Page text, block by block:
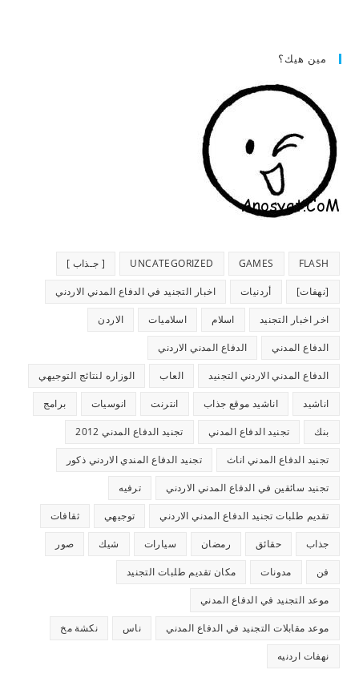
مين هيك؟
FLASH
GAMES
UNCATEGORIZED [ جـذاب ]
[نهفات] أردنيات اخبار التجنيد في الدفاع المدني الاردني
اخر اخبار التجنيد اسلام اسلاميات الاردن
الدفاع المدني الدفاع المدني الاردني
الدفاع المدني الاردني التجنيد العاب الوزاره لنتائج التوجيهي
اناشيد اناشيد موقع جذاب انترنت انوسيات برامج
بنك تجنيد الدفاع المدني تجنيد الدفاع المدني 2012
تجنيد الدفاع المدني اناث تجنيد الدفاع المندي الاردني ذكور
تجنيد سائقين في الدفاع المدني الاردني ترفيه
تقديم طلبات تجنيد الدفاع المدني الاردني توجيهي ثقافات
جذاب حقائق رمضان سيارات شيك صور
فن مدونات مكان تقديم طلبات التجنيد
موعد التجنيد في الدفاع المدني
موعد مقابلات التجنيد في الدفاع المدني ناس نكشة مخ
نهفات اردنيه